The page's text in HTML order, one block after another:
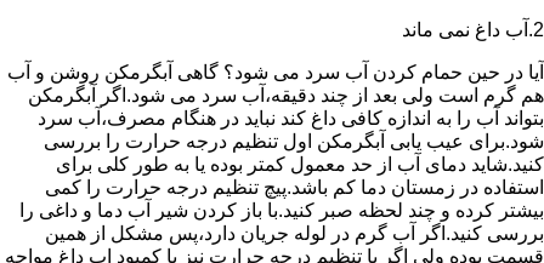
2.آب داغ نمی ماند
آیا در حین حمام کردن آب سرد می شود؟ گاهی آبگرمکن روشن و آب
هم گرم است ولی بعد از چند دقیقه،آب سرد می شود.اگر آبگرمکن
بتواند آب را به اندازه کافی داغ کند نباید در هنگام مصرف،آب سرد
شود.برای عیب یابی آبگرمکن اول تنظیم درجه حرارت را بررسی
کنید.شاید دمای آب از حد معمول کمتر بوده یا به طور کلی برای
استفاده در زمستان دما کم باشد.پیچ تنظیم درجه حرارت را کمی
بیشتر کرده و چند لحظه صبر کنید.با باز کردن شیر آب دما و داغی را
بررسی کنید.اگر آب گرم در لوله جریان دارد،پس مشکل از همین
قسمت بوده ولی اگر با تنظیم درجه حرارت نیز با کمبود اب داغ مواجه